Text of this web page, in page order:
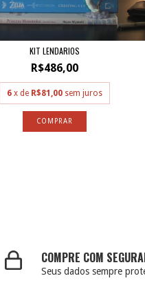
KIT LENDARIOS
R$486,00
6 x de R$81,00 sem juros
COMPRE COM
Seus dados sempre